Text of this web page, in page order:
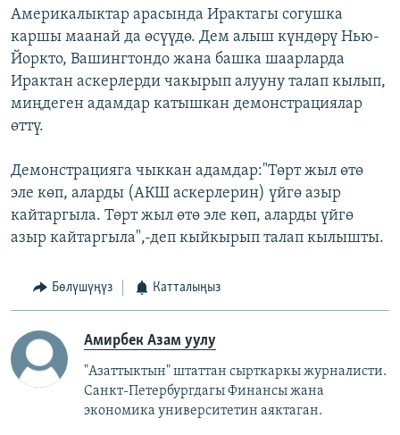
Америкалыктар арасында Ирактагы согушка
каршы маанай да өсүүдө. Дем алыш күндөрү Нью-
Йоркто, Вашингтондо жана башка шаарларда
Ирактан аскерлерди чакырып алууну талап кылып,
миңдеген адамдар катышкан демонстрациялар
өттү.
Демонстрацияга чыккан адамдар:"Төрт жыл өтө
эле көп, аларды (АКШ аскерлерин) үйгө азыр
кайтаргыла. Төрт жыл өтө эле көп, аларды үйгө
азыр кайтаргыла",-деп кыйкырып талап кылышты.
Бөлүшүңүз Катталыңыз
Амирбек Азам уулу
"Азаттыктын" штаттан сырткаркы журналисти.
Санкт-Петербургдагы Финансы жана
экономика университетин аяктаган.